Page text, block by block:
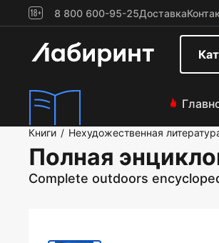
8 800 600-95-25Доставка
Книги / Нехудожественная
Полная
Complete outdoors